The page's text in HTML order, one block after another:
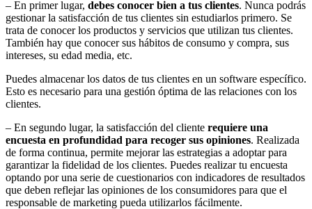
– En primer lugar, debes conocer bien a tus clientes. Nunca podrás
gestionar la satisfacción de tus clientes sin estudiarlos primero. Se
trata de conocer los productos y servicios que utilizan tus clientes.
También hay que conocer sus hábitos de consumo y compra, sus
intereses, su edad media, etc.
Puedes almacenar los datos de tus clientes en un software específico.
Esto es necesario para una gestión óptima de las relaciones con los
clientes.
– En segundo lugar, la satisfacción del cliente requiere una
encuesta en profundidad para recoger sus opiniones. Realizada
de forma continua, permite mejorar las estrategias a adoptar para
garantizar la fidelidad de los clientes. Puedes realizar tu encuesta
optando por una serie de cuestionarios con indicadores de resultados
que deben reflejar las opiniones de los consumidores para que el
responsable de marketing pueda utilizarlos fácilmente.